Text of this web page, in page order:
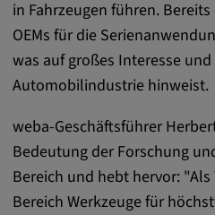
in Fahrzeugen führen.
OEMs für die
was auf großes Interesse
Automobilindustrie hinweist.
weba-Geschäftsführer
Bedeutung der Forschung
Bereich und hebt hervor:
Bereich Werkzeuge für
Name:
cookie_consent
Zweck:
Dieses Cookie
Cookie Laufzeit:
1 Jahr